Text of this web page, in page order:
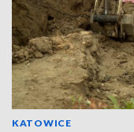
KATOWICE